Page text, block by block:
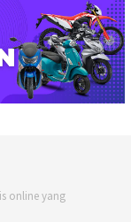
online yang